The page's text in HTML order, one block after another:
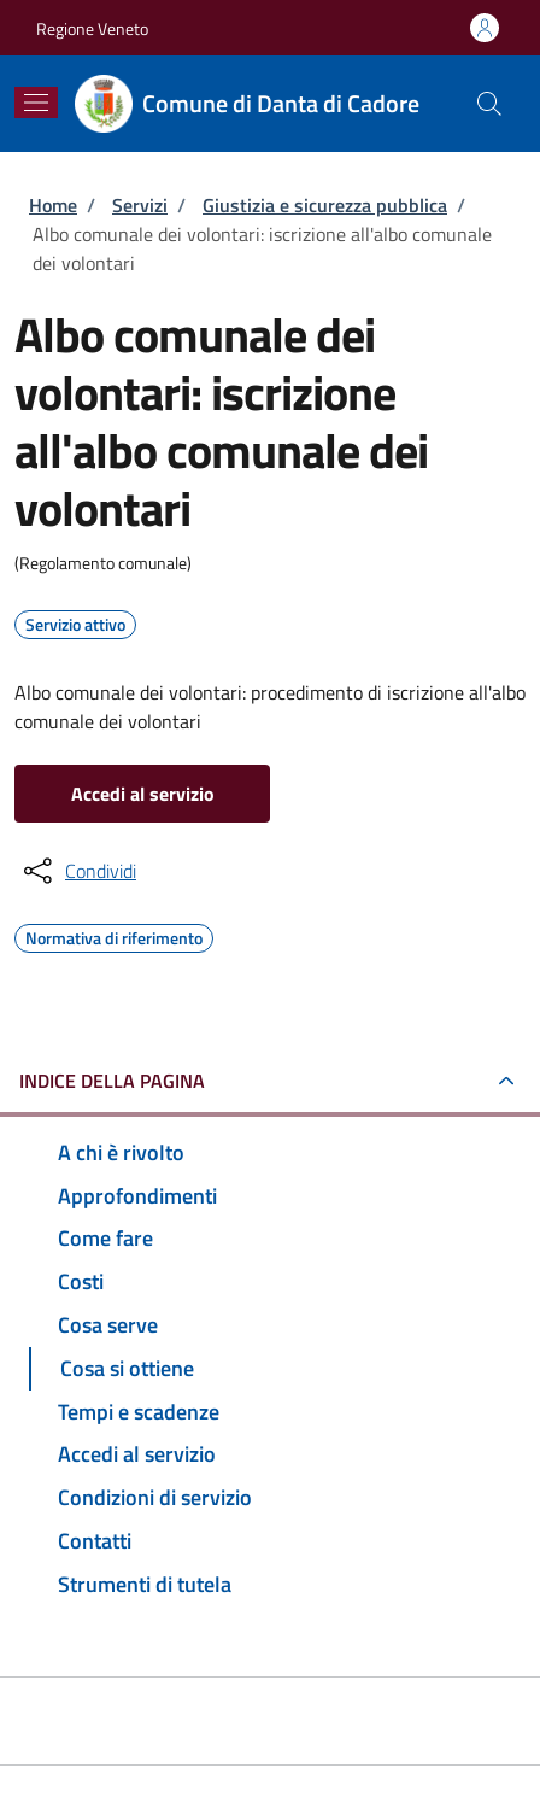
Regione Veneto
Comune di Danta di Cadore
Briciole di pane
Home / Servizi / Giustizia e sicurezza pubblica /
Albo comunale dei volontari: iscrizione all'albo comunale
dei volontari
Albo comunale dei
volontari: iscrizione
all'albo comunale dei
volontari
(Regolamento comunale)
Servizio attivo
Albo comunale dei volontari: procedimento di iscrizione all'albo
comunale dei volontari
Accedi al servizio
Condividi
Normativa di riferimento
INDICE DELLA PAGINA
A chi è rivolto
Approfondimenti
Come fare
Costi
Cosa serve
Cosa si ottiene
Tempi e scadenze
Accedi al servizio
Condizioni di servizio
Contatti
Strumenti di tutela